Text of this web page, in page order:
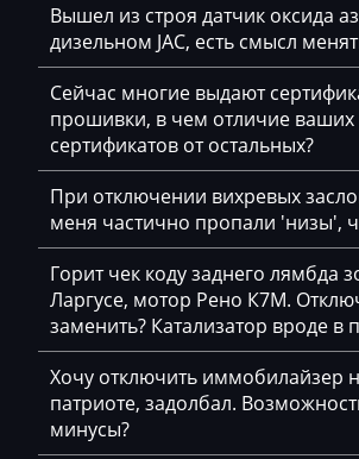
SsangYong
Steyr
Still
Strautmann
Subaru
Sunward
Suzuki
SWM
Tabarelli
Takeuchi
Вышел из строя датчик оксида
дизельном JAC, есть смысл
Сейчас многие выдают
прошивки, в чем отличие ваших
сертификатов от остальных?
При отключении вихревых
меня частично пропали 'низы',
Горит чек коду заднего лямбда
Ларгусе, мотор Рено К7М.
заменить? Катализатор вроде в
Хочу отключить иммобилайзер
патриоте, задолбал.
минусы?